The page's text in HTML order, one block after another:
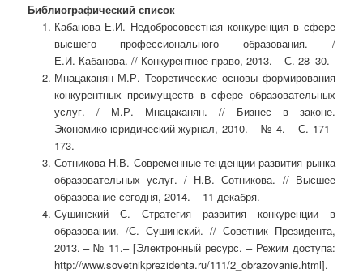
Библиографический список
Кабанова Е.И. Недобросовестная конкуренция в сфере
высшего профессионального образования. /
Е.И. Кабанова. // Конкурентное право, 2013. – С. 28–30.
Мнацаканян М.Р. Теоретические основы формирования
конкурентных преимуществ в сфере образовательных
услуг. / М.Р. Мнацаканян. // Бизнес в законе.
Экономико-юридический журнал, 2010. – № 4. – С. 171–
173.
Сотникова Н.В. Современные тенденции развития рынка
образовательных услуг. / Н.В. Сотникова. // Высшее
образование сегодня, 2014. – 11 декабря.
Сушинский С. Стратегия развития конкуренции в
образовании. /С. Сушинский. // Советник Президента,
2013. – № 11.– [Электронный ресурс. – Режим доступа:
http://www.sovetnikprezidenta.ru/111/2_obrazovanie.html].